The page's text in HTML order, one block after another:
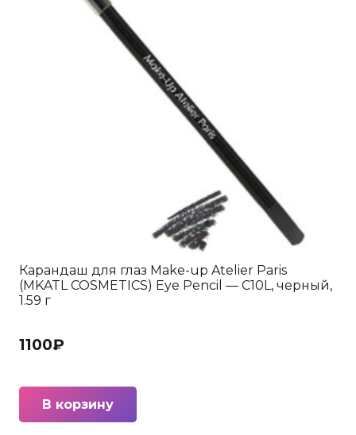
Карандаш для глаз Make-up Atelier Paris
(MKATL COSMETICS) Eye Pencil — С10L, черный,
1.59 г
1100₽
В корзину